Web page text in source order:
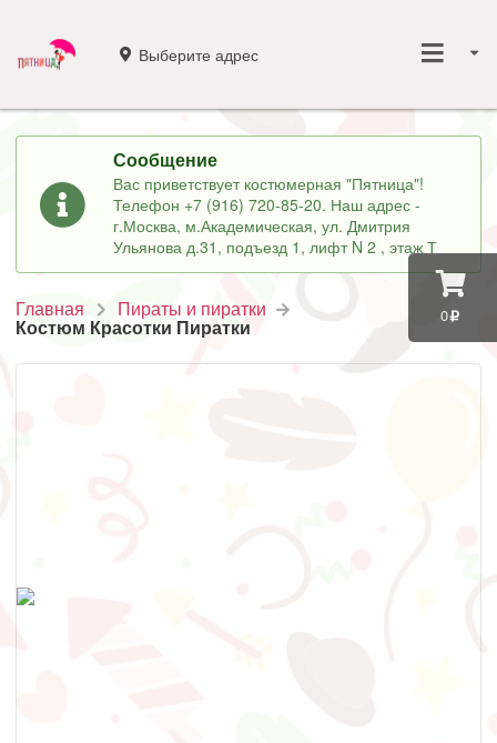
0
Выберите адрес
Сообщение
Вас приветствует костюмерная "Пятница"!
Телефон +7 (916) 720-85-20. Наш адрес -
г.Москва, м.Академическая, ул. Дмитрия
Ульянова д.31, подъезд 1, лифт N 2 , этаж Т
Главная Пираты и пиратки
Костюм Красотки Пиратки